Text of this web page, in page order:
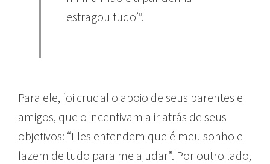
estragou tudo’”.
Para ele, foi crucial o apoio de seus parentes e
amigos, que o incentivam a ir atrás de seus
objetivos: “Eles entendem que é meu sonho e
fazem de tudo para me ajudar”. Por outro lado,